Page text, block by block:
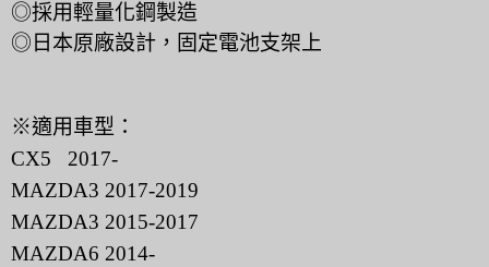
◎採用輕量化鋼製造
◎日本原廠設計，固定電池支架上
※適用車型：
CX5 2017-
MAZDA3 2017-2019
MAZDA3 2015-2017
MAZDA6 2014-